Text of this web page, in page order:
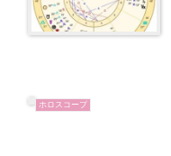
ホロスコープ